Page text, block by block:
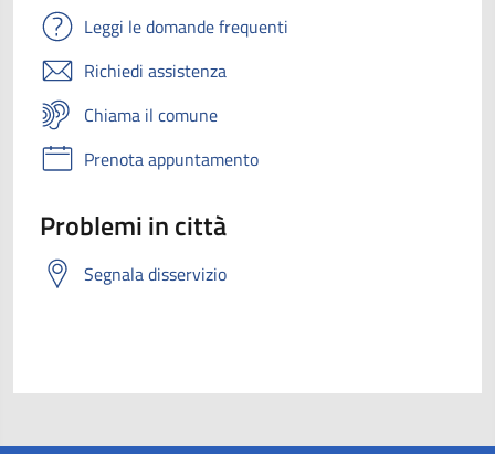
Leggi le domande frequenti
Richiedi assistenza
Chiama il comune
Prenota appuntamento
Problemi in città
Segnala disservizio